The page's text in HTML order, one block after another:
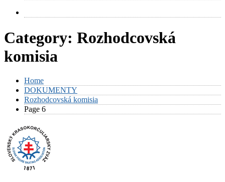
Category: Rozhodcovská
komisia
Home
DOKUMENTY
Rozhodcovská komisia
Page 6